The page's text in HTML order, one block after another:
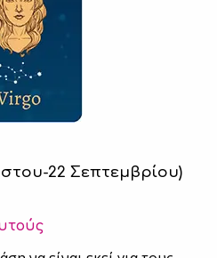
22 Σεπτεμβρίου)